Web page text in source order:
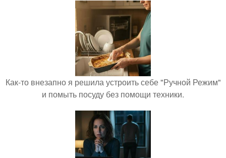
Как-то внезапно я решила устроить себе "Ручной Режим"
и помыть посуду без помощи техники.